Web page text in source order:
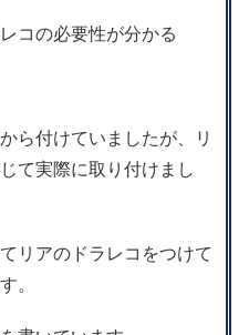
コの必要性が分かる
ら付けていましたが、リ
て実際に取り付けまし
リアのドラレコをつけて
。